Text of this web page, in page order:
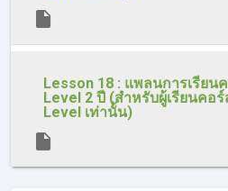
Lesson 18 : แพลนการเรียน
Level 2 ปี (สำหรับผู้เรียนคอร์
Level เท่านั้น)